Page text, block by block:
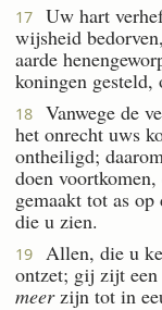
17
Uw hart
wijsheid
aarde
koningen gesteld,
18
Vanwege de
het onrecht uws
ontheiligd;
doen
gemaakt tot as
die u zien.
19
Allen, die u
ontzet; gij zijt
meerzijn tot in